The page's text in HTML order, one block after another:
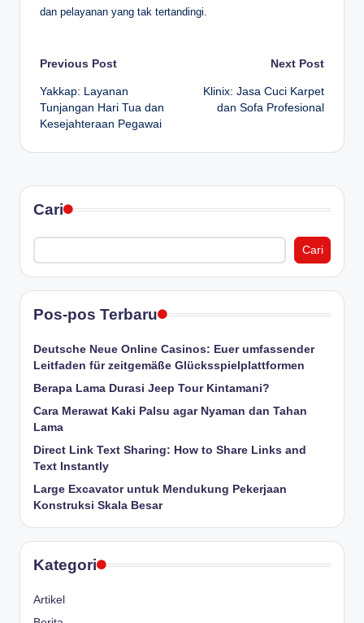
dan pelayanan yang tak tertandingi.
Post
navigation
Previous Post
Yakkap: Layanan
Tunjangan Hari Tua dan
Kesejahteraan Pegawai
Next Post
Klinix: Jasa Cuci Karpet
dan Sofa Profesional
Cari
Cari
Pos-pos Terbaru
Deutsche Neue Online Casinos: Euer umfassender
Leitfaden für zeitgemäße Glücksspielplattformen
Berapa Lama Durasi Jeep Tour Kintamani?
Cara Merawat Kaki Palsu agar Nyaman dan Tahan
Lama
Direct Link Text Sharing: How to Share Links and
Text Instantly
Large Excavator untuk Mendukung Pekerjaan
Konstruksi Skala Besar
Kategori
Artikel